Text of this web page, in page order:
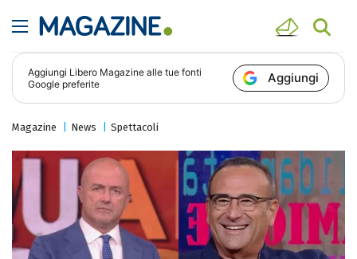
Aggiungi Libero Magazine alle tue fonti
Google preferite
Aggiungi
Magazine News Spettacoli